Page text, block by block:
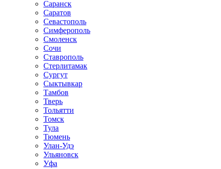
Саранск
Саратов
Севастополь
Симферополь
Смоленск
Сочи
Ставрополь
Стерлитамак
Сургут
Сыктывкар
Тамбов
Тверь
Тольятти
Томск
Тула
Тюмень
Улан-Удэ
Ульяновск
Уфа